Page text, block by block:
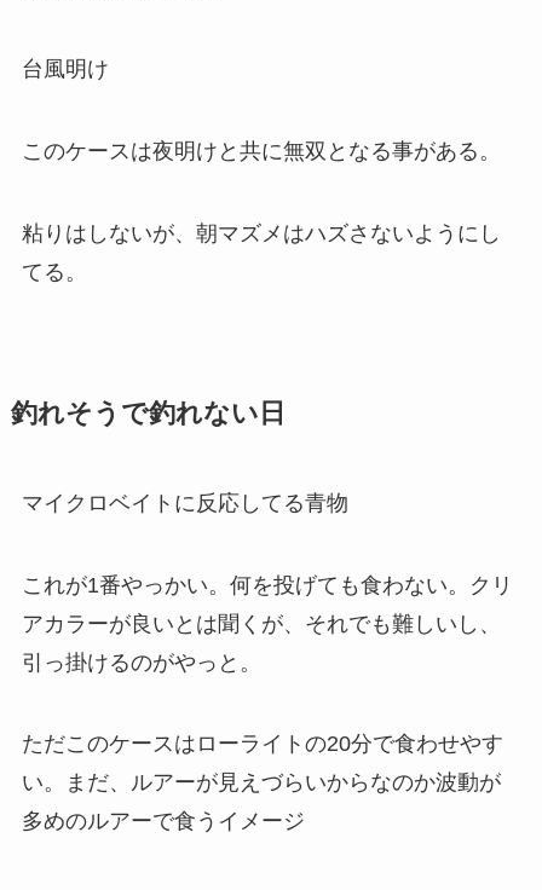
台風明け
このケースは夜明けと共に無双となる事がある。
粘りはしないが、朝マズメはハズさないようにし
てる。
釣れそうで釣れない日
マイクロベイトに反応してる青物
これが1番やっかい。何を投げても食わない。クリ
アカラーが良いとは聞くが、それでも難しいし、
引っ掛けるのがやっと。
ただこのケースはローライトの20分で食わせやす
い。まだ、ルアーが見えづらいからなのか波動が
多めのルアーで食うイメージ